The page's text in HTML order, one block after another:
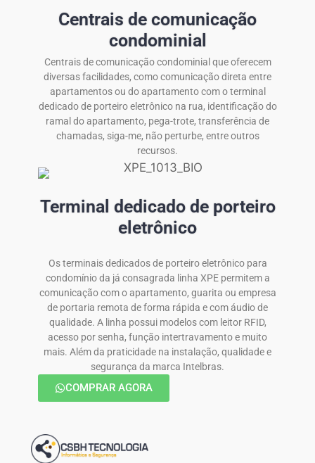
Centrais de comunicação
condominial
Centrais de comunicação condominial que oferecem
diversas facilidades, como comunicação direta entre
apartamentos ou do apartamento com o terminal
dedicado de porteiro eletrônico na rua, identificação do
ramal do apartamento, pega-trote, transferência de
chamadas, siga-me, não perturbe, entre outros
recursos.
Terminal dedicado de porteiro
eletrônico
Os terminais dedicados de porteiro eletrônico para
condomínio da já consagrada linha XPE permitem a
comunicação com o apartamento, guarita ou empresa
de portaria remota de forma rápida e com áudio de
qualidade. A linha possui modelos com leitor RFID,
acesso por senha, função intertravamento e muito
mais. Além da praticidade na instalação, qualidade e
segurança da marca Intelbras.
COMPRAR AGORA